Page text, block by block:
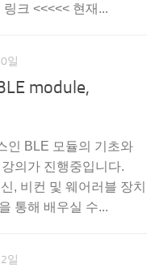
크 <<<<< 현재...
일
module,
인 BLE 모듈의 기초와
의가 진행중입니다.
, 비컨 및 웨어러블 장치
통해 배우실 수...
일